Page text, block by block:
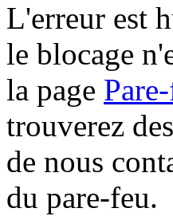
L'erreur est
le blocage
la page
trouverez
de nous
du pare-feu.